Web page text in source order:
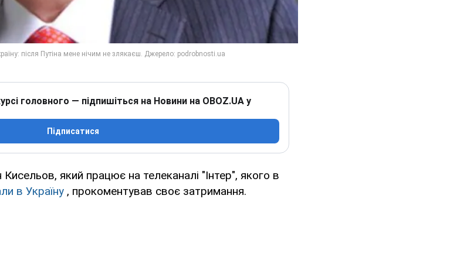
головного — підпишіться на Новини на OBOZ.UA у
Підписатися
Кисельов, який працює на телеканалі "Інтер", якого в
в Україну , прокоментував своє затримання.